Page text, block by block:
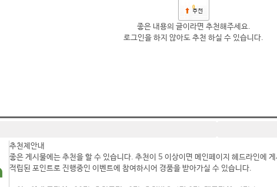
0
좋은 내용의 글이라면 추천해주세요.
로그인을 하지 않아도 추천 하실 수 있습니다.
추천제안내
좋은 게시물에는 추천을 할 수 있습니다. 추천이 5 이상이면 메인페이지 헤드라인에
적립된 포인트로 진행중인 이벤트에 참여하시어 경품을 받아가실 수 있습니다.